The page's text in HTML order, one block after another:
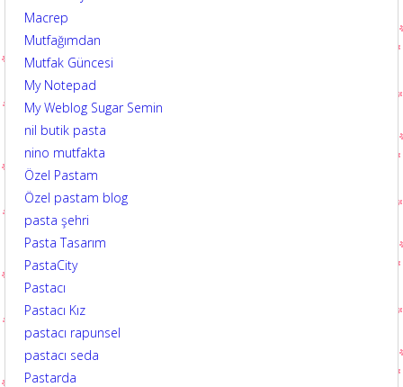
Macrep
Mutfağımdan
Mutfak Güncesi
My Notepad
My Weblog Sugar Semin
nil butik pasta
nino mutfakta
Özel Pastam
Özel pastam blog
pasta şehri
Pasta Tasarım
PastaCity
Pastacı
Pastacı Kız
pastacı rapunsel
pastacı seda
Pastarda